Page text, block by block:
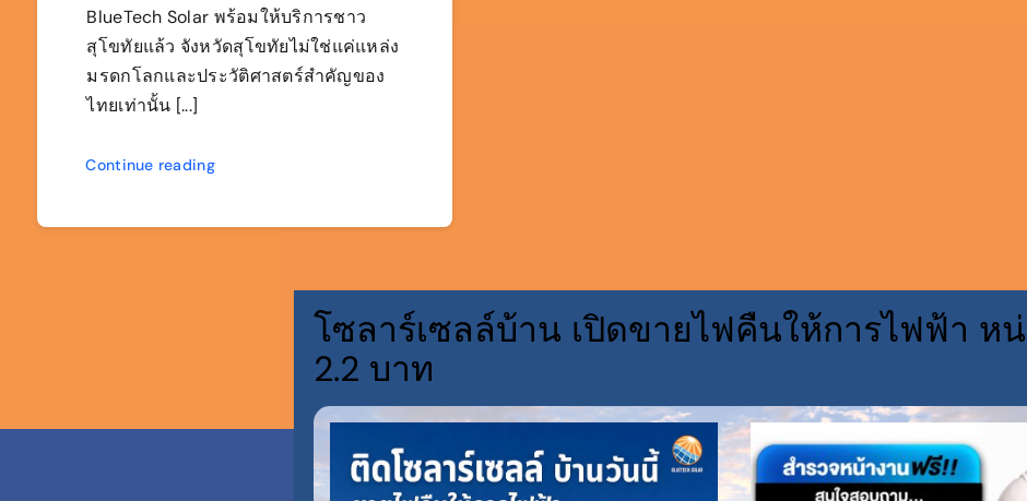
BlueTech Solar พร้อมให้บริการชาว
สุโขทัยแล้ว จังหวัดสุโขทัยไม่ใช่แค่แหล่ง
มรดกโลกและประวัติศาสตร์สำคัญของ
ไทยเท่านั้น [...]
Continue reading
โซลาร์เซลล์บ้าน เปิดขายไฟคืนให้การไฟฟ้า ห
2.2 บาท